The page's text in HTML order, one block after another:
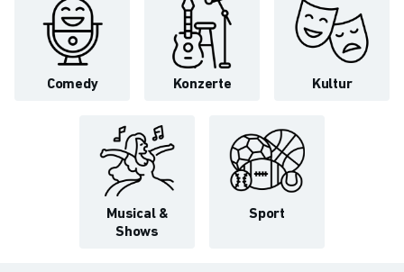
Comedy Konzerte Kultur
Musical &
Shows
Sport